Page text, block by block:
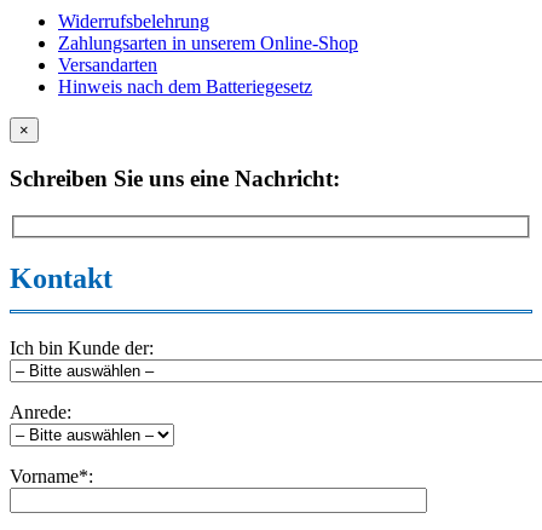
Widerrufsbelehrung
Zahlungsarten in unserem Online-Shop
Versandarten
Hinweis nach dem Batteriegesetz
×
Schreiben Sie uns eine Nachricht:
Kontakt
Ich bin Kunde der:
Anrede:
Vorname*: